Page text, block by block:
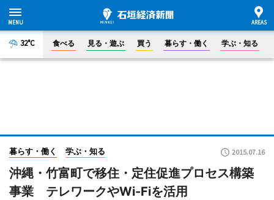
32°C 食べる 見る・遊ぶ 買う 暮らす・働く 学ぶ・知る
暮らす・働く 学ぶ・知る 2015.07.16
沖縄・竹富町で移住・定住促進プロセス構築
事業 テレワークやWi-Fiを活用